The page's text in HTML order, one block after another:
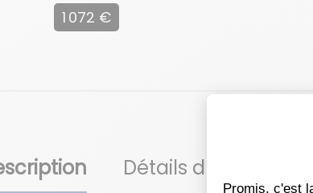
1 072 €
Détails du produit